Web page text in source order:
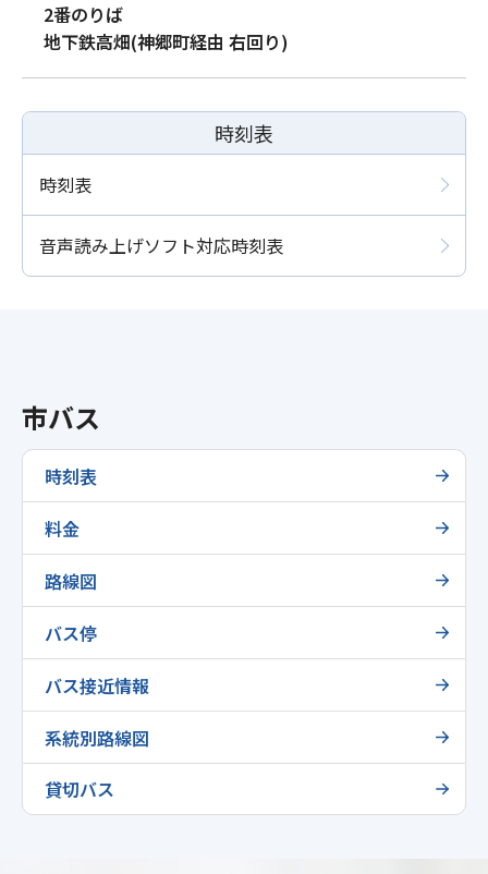
2番のりば
地下鉄高畑(神郷町経由 右回り)
時刻表
時刻表
音声読み上げソフト対応時刻表
市バス
時刻表
料金
路線図
バス停
バス接近情報
系統別路線図
貸切バス